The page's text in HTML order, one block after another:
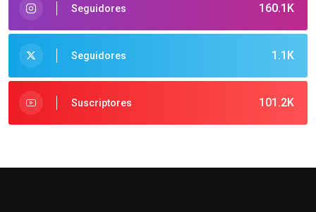
160.1K
Seguidores
1.1K
Seguidores
101.2K
Suscriptores